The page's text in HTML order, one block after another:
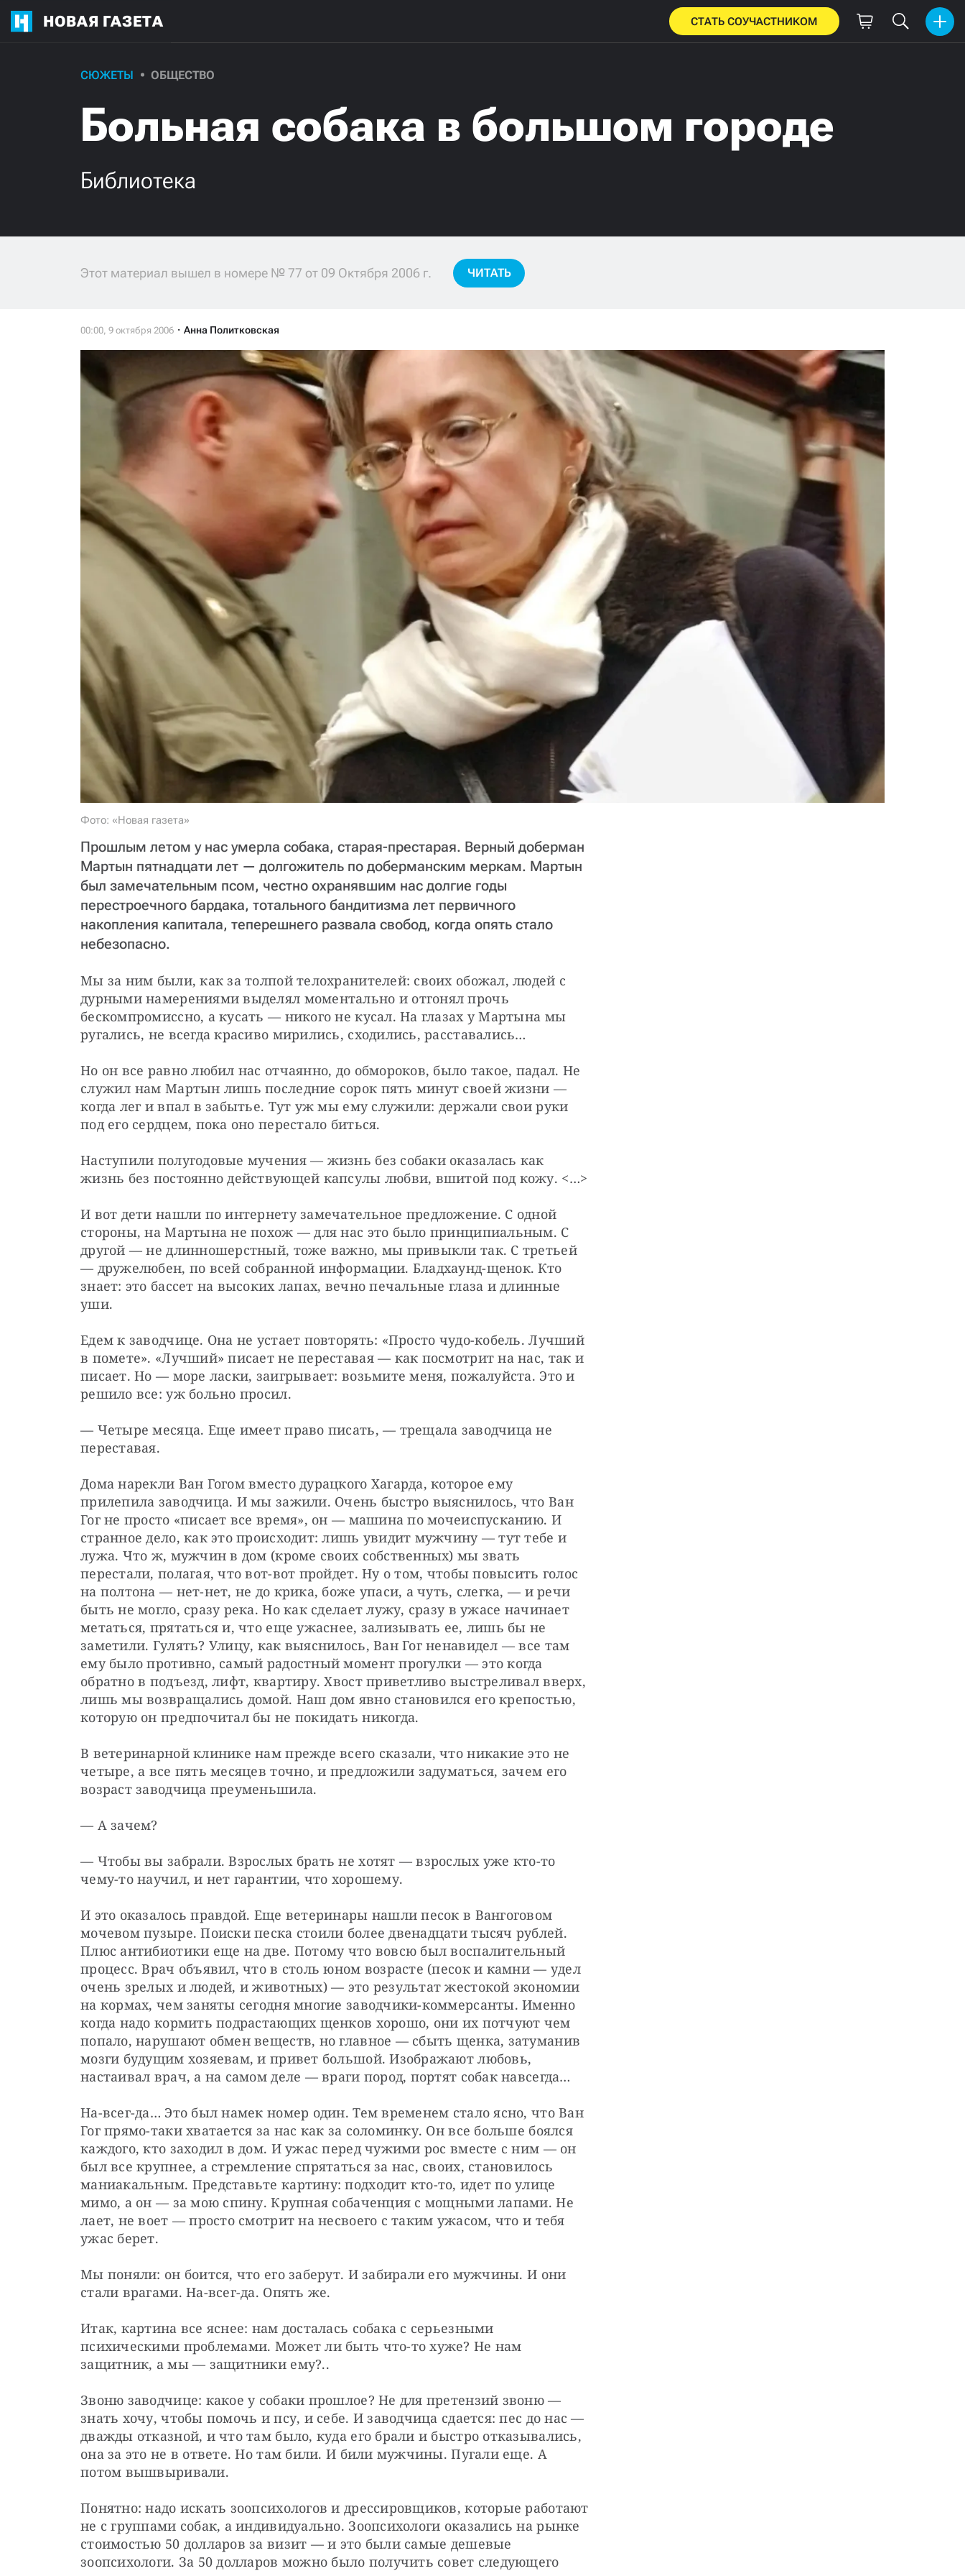
НОВАЯ ГАЗЕТА СТАТЬ СОУЧАСТНИКОМ
СЮЖЕТЫ ОБЩЕСТВО
Больная собака в большом городе
Библиотека
Этот материал вышел в номере № 77 от 09 Октября 2006 г. ЧИТАТЬ
Анна Политковская
Фото: «Новая газета»
Прошлым летом у нас умерла собака, старая-престарая. Верный доберман
Мартын пятнадцати лет — долгожитель по доберманским меркам. Мартын
был замечательным псом, честно охранявшим нас долгие годы
перестроечного бардака, тотального бандитизма лет первичного
накопления капитала, теперешнего развала свобод, когда опять стало
небезопасно.
Мы за ним были, как за толпой телохранителей: своих обожал, людей с
дурными намерениями выделял моментально и отгонял прочь
бескомпромиссно, а кусать — никого не кусал. На глазах у Мартына мы
ругались, не всегда красиво мирились, сходились, расставались…
Но он все равно любил нас отчаянно, до обмороков, было такое, падал. Не
служил нам Мартын лишь последние сорок пять минут своей жизни —
когда лег и впал в забытье. Тут уж мы ему служили: держали свои руки
под его сердцем, пока оно перестало биться.
Наступили полугодовые мучения — жизнь без собаки оказалась как
жизнь без постоянно действующей капсулы любви, вшитой под кожу. <…>
И вот дети нашли по интернету замечательное предложение. С одной
стороны, на Мартына не похож — для нас это было принципиальным. С
другой — не длинношерстный, тоже важно, мы привыкли так. С третьей
— дружелюбен, по всей собранной информации. Бладхаунд-щенок. Кто
знает: это бассет на высоких лапах, вечно печальные глаза и длинные
уши.
Едем к заводчице. Она не устает повторять: «Просто чудо-кобель. Лучший
в помете». «Лучший» писает не переставая — как посмотрит на нас, так и
писает. Но — море ласки, заигрывает: возьмите меня, пожалуйста. Это и
решило все: уж больно просил.
— Четыре месяца. Еще имеет право писать, — трещала заводчица не
переставая.
Дома нарекли Ван Гогом вместо дурацкого Хагарда, которое ему
прилепила заводчица. И мы зажили. Очень быстро выяснилось, что Ван
Гог не просто «писает все время», он — машина по мочеиспусканию. И
странное дело, как это происходит: лишь увидит мужчину — тут тебе и
лужа. Что ж, мужчин в дом (кроме своих собственных) мы звать
перестали, полагая, что вот-вот пройдет. Ну о том, чтобы повысить голос
на полтона — нет-нет, не до крика, боже упаси, а чуть, слегка, — и речи
быть не могло, сразу река. Но как сделает лужу, сразу в ужасе начинает
метаться, прятаться и, что еще ужаснее, зализывать ее, лишь бы не
заметили. Гулять? Улицу, как выяснилось, Ван Гог ненавидел — все там
ему было противно, самый радостный момент прогулки — это когда
обратно в подъезд, лифт, квартиру. Хвост приветливо выстреливал вверх,
лишь мы возвращались домой. Наш дом явно становился его крепостью,
которую он предпочитал бы не покидать никогда.
В ветеринарной клинике нам прежде всего сказали, что никакие это не
четыре, а все пять месяцев точно, и предложили задуматься, зачем его
возраст заводчица преуменьшила.
— А зачем?
— Чтобы вы забрали. Взрослых брать не хотят — взрослых уже кто-то
чему-то научил, и нет гарантии, что хорошему.
И это оказалось правдой. Еще ветеринары нашли песок в Вангоговом
мочевом пузыре. Поиски песка стоили более двенадцати тысяч рублей.
Плюс антибиотики еще на две. Потому что вовсю был воспалительный
процесс. Врач объявил, что в столь юном возрасте (песок и камни — удел
очень зрелых и людей, и животных) — это результат жестокой экономии
на кормах, чем заняты сегодня многие заводчики-коммерсанты. Именно
когда надо кормить подрастающих щенков хорошо, они их потчуют чем
попало, нарушают обмен веществ, но главное — сбыть щенка, затуманив
мозги будущим хозяевам, и привет большой. Изображают любовь,
настаивал врач, а на самом деле — враги пород, портят собак навсегда…
На-всег-да… Это был намек номер один. Тем временем стало ясно, что Ван
Гог прямо-таки хватается за нас как за соломинку. Он все больше боялся
каждого, кто заходил в дом. И ужас перед чужими рос вместе с ним — он
был все крупнее, а стремление спрятаться за нас, своих, становилось
маниакальным. Представьте картину: подходит кто-то, идет по улице
мимо, а он — за мою спину. Крупная собаченция с мощными лапами. Не
лает, не воет — просто смотрит на несвоего с таким ужасом, что и тебя
ужас берет.
Мы поняли: он боится, что его заберут. И забирали его мужчины. И они
стали врагами. На-всег-да. Опять же.
Итак, картина все яснее: нам досталась собака с серьезными
психическими проблемами. Может ли быть что-то хуже? Не нам
защитник, а мы — защитники ему?..
Звоню заводчице: какое у собаки прошлое? Не для претензий звоню —
знать хочу, чтобы помочь и псу, и себе. И заводчица сдается: пес до нас —
дважды отказной, и что там было, куда его брали и быстро отказывались,
она за это не в ответе. Но там били. И били мужчины. Пугали еще. А
потом вышвыривали.
Понятно: надо искать зоопсихологов и дрессировщиков, которые работают
не с группами собак, а индивидуально. Зоопсихологи оказались на рынке
стоимостью 50 долларов за визит — и это были самые дешевые
зоопсихологи. За 50 долларов можно было получить совет следующего